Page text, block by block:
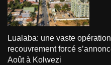
Lualaba: une vaste
recouvrement forcé
Août à Kolwezi